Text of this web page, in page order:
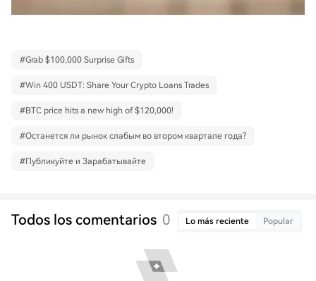
#Grab $100,000 Surprise Gifts
#Win 400 USDT: Share Your Crypto Loans Trades
#BTC price hits a new high of $120,000!
#Останется ли рынок слабым во втором квартале года?
#Публикуйте и Зарабатывайте
Todos los comentarios 0 Lo más reciente Popular